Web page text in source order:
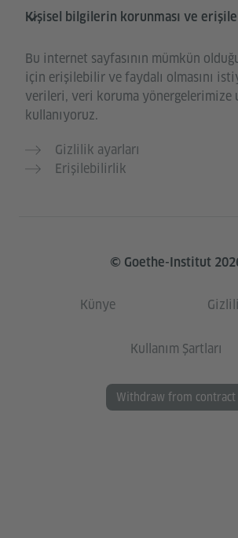
Kişisel bilgilerin korunması ve
Bu internet sayfasının mümkün
için erişilebilir ve faydalı olmasını
verileri, veri koruma yönergelerimize
kullanıyoruz.
Gizlilik ayarları
Erişilebilirlik
© Goethe-Institut
Künye
Kullanım Şartları
Withdraw from contract